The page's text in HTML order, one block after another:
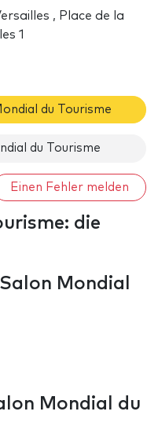
, Place de la
1
du Tourisme
du Tourisme
Einen Fehler melden
die
Mondial
Mondial du